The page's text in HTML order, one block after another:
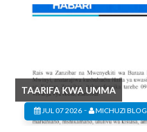
TAARIFA KWA UMMA
JUL 07 2026 - MICHUZI BLOG